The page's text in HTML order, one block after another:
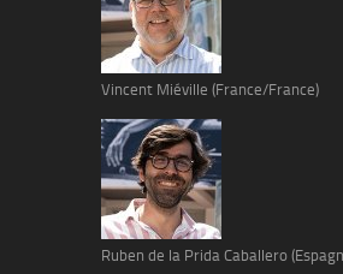
Vincent Miéville (France/France)
Ruben de la Prida Caballero